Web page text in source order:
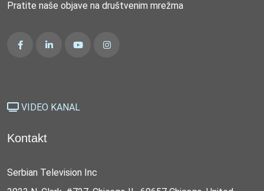
Pratite naše objave na društvenim mrežma
VIDEO KANAL
Kontakt
Serbian Television Inc